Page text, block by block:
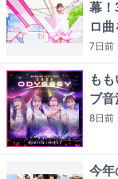
幕！
ロ
7日前
も
ブ音
8日前
今年